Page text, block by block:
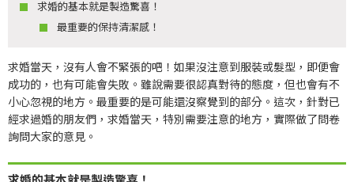
求婚的基本就是製造驚喜！
最重要的保持清潔感！
求婚當天，沒有人會不緊張的吧！如果沒注意到服裝或髮型，即便會
成功的，也有可能會失敗。雖說需要很認真對待的態度，但也會有不
小心忽視的地方。最重要的是可能還沒察覺到的部分。這次，針對已
經求過婚的朋友們，求婚當天，特別需要注意的地方，實際做了問卷
詢問大家的意見。